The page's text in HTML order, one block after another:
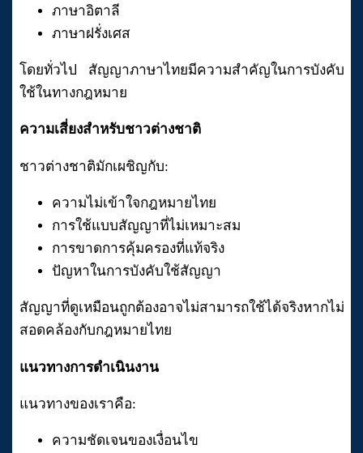
ภาษาอิตาลี
ภาษาฝรั่งเศส
โดยทั่วไป สัญญาภาษาไทยมีความสำคัญในการบังคับ
ใช้ในทางกฎหมาย
ความเสี่ยงสำหรับชาวต่างชาติ
ชาวต่างชาติมักเผชิญกับ:
ความไม่เข้าใจกฎหมายไทย
การใช้แบบสัญญาที่ไม่เหมาะสม
การขาดการคุ้มครองที่แท้จริง
ปัญหาในการบังคับใช้สัญญา
สัญญาที่ดูเหมือนถูกต้องอาจไม่สามารถใช้ได้จริงหากไม่
สอดคล้องกับกฎหมายไทย
แนวทางการดำเนินงาน
แนวทางของเราคือ:
ความชัดเจนของเงื่อนไข